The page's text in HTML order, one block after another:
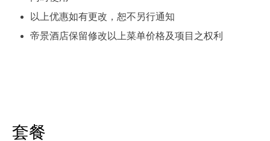
以上优惠如有更改，恕不另行通知
帝景酒店保留修改以上菜单价格及项目之权利
套餐